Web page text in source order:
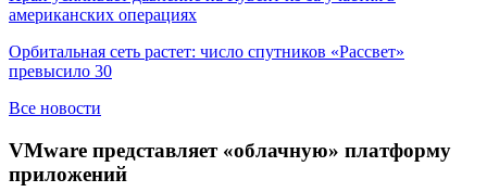
американских операциях
Орбитальная сеть растет: число спутников «Рассвет»
превысило 30
Все новости
VMware представляет «облачную» платформу
приложений